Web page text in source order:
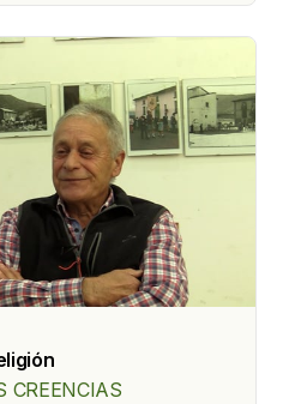
CREENCIAS